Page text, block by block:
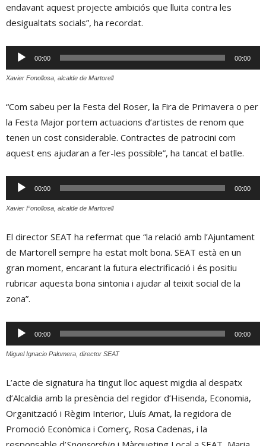
endavant aquest projecte ambiciós que lluita contra les
desigualtats socials”, ha recordat.
Reproductor
d'àudio
00:00 00:00
Xavier Fonollosa, alcalde de Martorell
“Com sabeu per la Festa del Roser, la Fira de Primavera o per
la Festa Major portem actuacions d’artistes de renom que
tenen un cost considerable. Contractes de patrocini com
aquest ens ajudaran a fer-les possible”, ha tancat el batlle.
Reproductor
d'àudio
00:00 00:00
Xavier Fonollosa, alcalde de Martorell
El director SEAT ha refermat que “la relació amb l’Ajuntament
de Martorell sempre ha estat molt bona. SEAT està en un
gran moment, encarant la futura electrificació i és positiu
rubricar aquesta bona sintonia i ajudar al teixit social de la
zona”.
Reproductor
d'àudio
00:00 00:00
Miguel Ignacio Palomera, director SEAT
L’acte de signatura ha tingut lloc aquest migdia al despatx
d’Alcaldia amb la presència del regidor d’Hisenda, Economia,
Organització i Règim Interior, Lluís Amat, la regidora de
Promoció Econòmica i Comerç, Rosa Cadenas, i la